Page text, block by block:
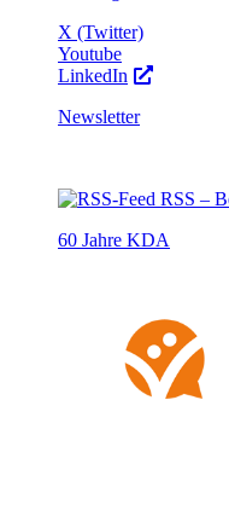
X (Twitter)
Youtube
LinkedIn
Newsletter
RSS –
60 Jahre KDA